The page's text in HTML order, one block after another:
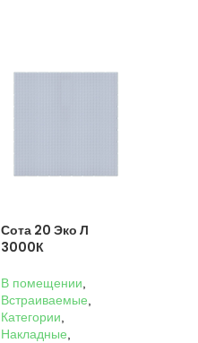
Сота 20 Эко Л
3000К
В помещении
Встраиваемые
Категории
Накладные